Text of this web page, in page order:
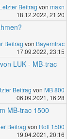
Letzter Beitrag von maxn
18.12.2022, 21:20
Beitrag von Bayerntrac
17.09.2022, 23:15
LUK - MB-trac
Beitrag von MB 800
06.09.2021, 16:28
MB-trac 1500
Beitrag von Rolf 1500
19.04.2021, 20:16